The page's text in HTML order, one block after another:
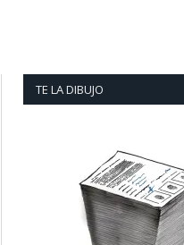
TE LA DIBUJO